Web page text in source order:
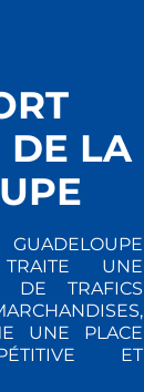
DE LA
GUADELOUPE
UNE
DE TRAFICS
UNE PLACE
ET